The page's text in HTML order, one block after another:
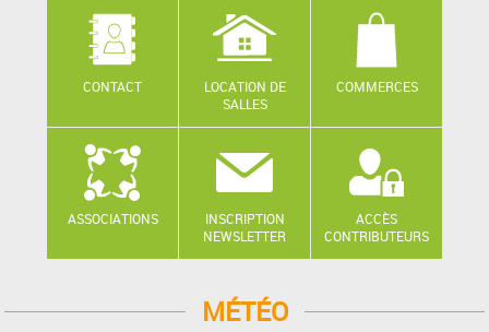
CONTACT
LOCATION DE
SALLES
COMMERCES
ASSOCIATIONS
INSCRIPTION
NEWSLETTER
ACCÈS
CONTRIBUTEURS
MÉTÉO